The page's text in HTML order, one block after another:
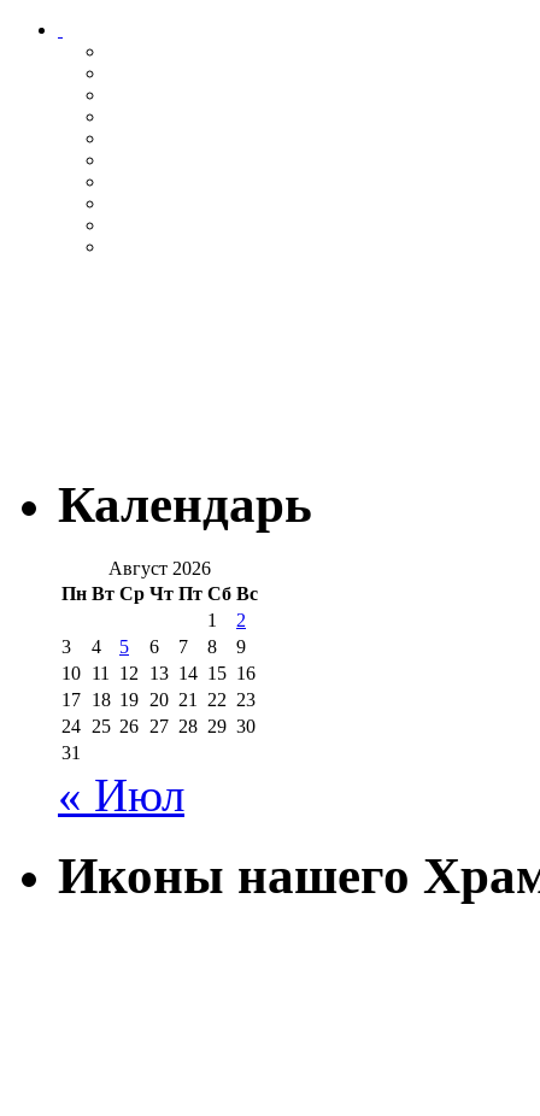
Календарь
Август 2026
Пн Вт Ср Чт Пт Сб Вс
1
2
3
4 5 6 7 8
9
10 11 12 13 14 15 16
17 18 19 20 21 22 23
24 25 26 27 28 29 30
31
« Июл
Иконы нашего